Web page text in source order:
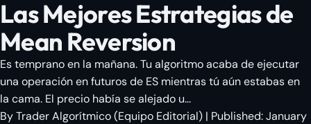
Las Mejores Estrategias de
Mean Reversion
Es temprano en la mañana. Tu algoritmo acaba de ejecutar
una operación en futuros de ES mientras tú aún estabas en
la cama. El precio había se alejado u...
ByTrader Algorítmico(Equipo Editorial) | Published:January